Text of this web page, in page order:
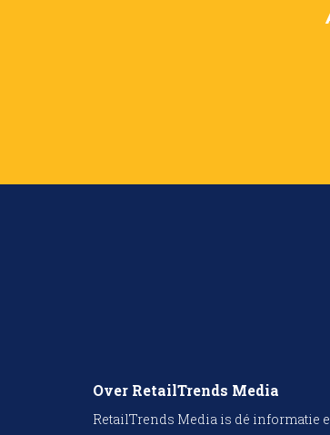
Over RetailTrends Media
RetailTrends Media is dé